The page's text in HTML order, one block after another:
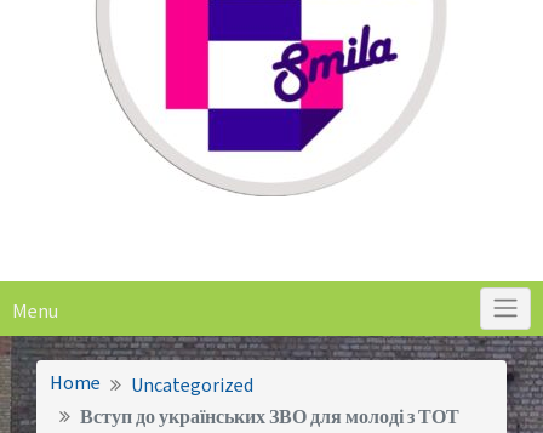
Menu
Home
Uncategorized
Вступ до українських ЗВО для молоді з ТОТ